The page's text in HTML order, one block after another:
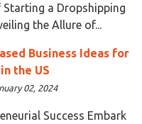
a Dropshipping
the Allure of...
Business Ideas for
the US
02, 2024
Success Embark